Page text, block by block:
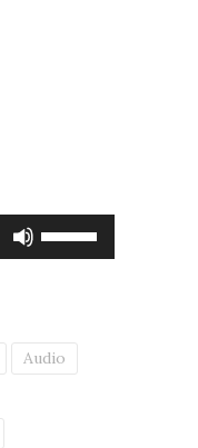
Lautstärke
zu
Audio